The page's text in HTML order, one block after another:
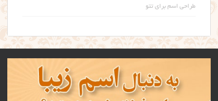
طراحی اسم برای تتو